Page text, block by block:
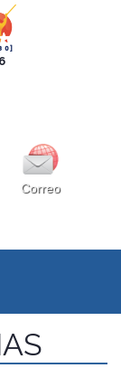
Correo